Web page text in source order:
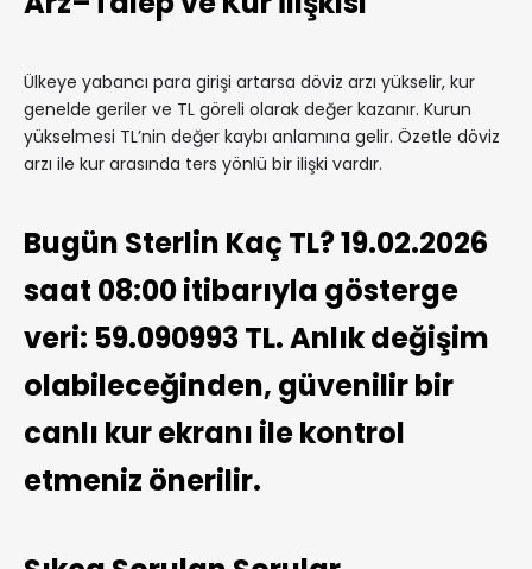
Ülkeye yabancı para girişi artarsa döviz arzı yükselir, kur
genelde geriler ve TL göreli olarak değer kazanır. Kurun
yükselmesi TL’nin değer kaybı anlamına gelir. Özetle döviz
arzı ile kur arasında ters yönlü bir ilişki vardır.
Bugün Sterlin Kaç TL? 19.02.2026
saat 08:00 itibarıyla gösterge
veri: 59.090993 TL. Anlık değişim
olabileceğinden, güvenilir bir
canlı kur ekranı ile kontrol
etmeniz önerilir.